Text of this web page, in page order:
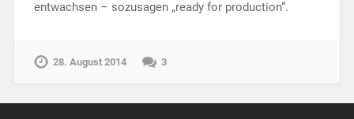
entwachsen – sozusagen „ready for production“.
28. August 2014 3